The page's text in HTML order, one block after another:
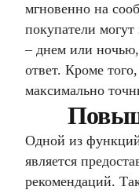
мгновенно на
покупатели
– днем ​​или
ответ. Кроме
максимально
Одной из
является
рекомендаций.